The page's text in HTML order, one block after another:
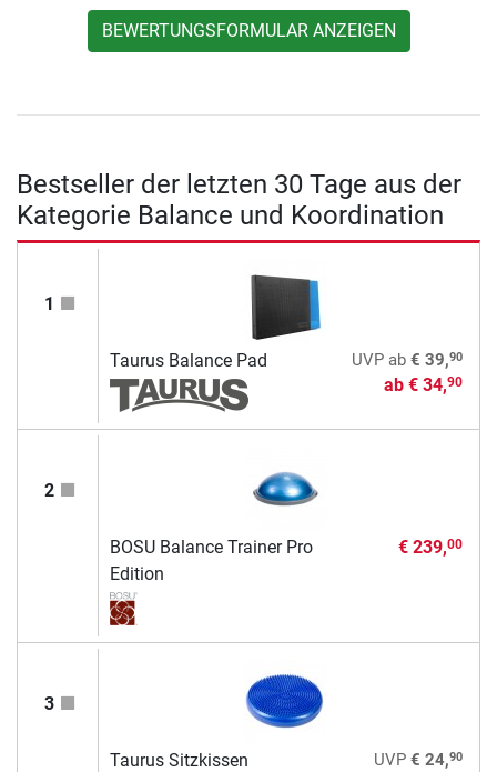
BEWERTUNGSFORMULAR ANZEIGEN
Bestseller der letzten 30 Tage aus der
Kategorie Balance und Koordination
1
Taurus Balance Pad UVPab € 39,90
ab € 34,90
2
BOSU Balance Trainer Pro
Edition
€ 239,00
3
Taurus Sitzkissen UVP € 24,90